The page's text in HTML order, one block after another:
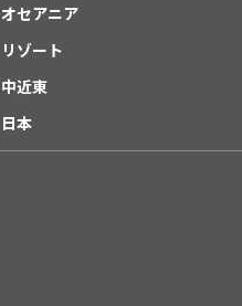
オセアニア
リゾート
中近東
日本